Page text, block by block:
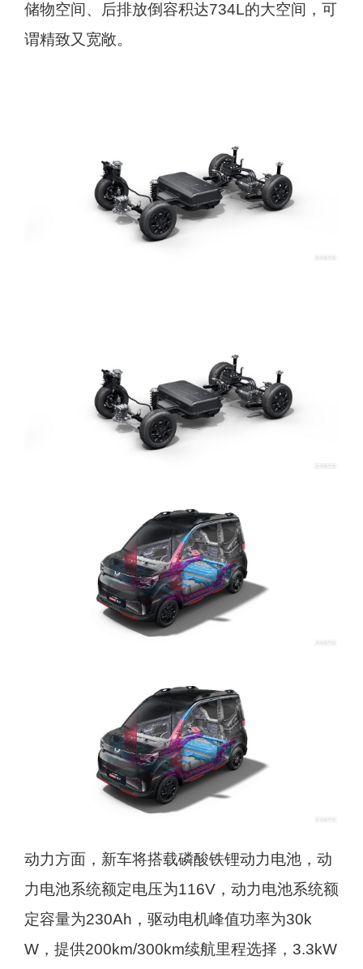
储物空间、后排放倒容积达734L的大空间，可
谓精致又宽敞。
动力方面，新车将搭载磷酸铁锂动力电池，动
力电池系统额定电压为116V，动力电池系统额
定容量为230Ah，驱动电机峰值功率为30k
W，提供200km/300km续航里程选择，3.3kW